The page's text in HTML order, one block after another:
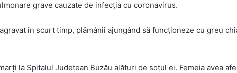
grave cauzate de infecţia cu coronavirus.
în scurt timp, plămânii ajungând să funcţioneze cu greu
la Spitalul Judeţean Buzău alături de soţul ei. Femeia avea